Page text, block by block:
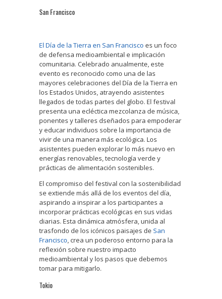
San Francisco
El Día de la Tierra en San Francisco es un foco
de defensa medioambiental e implicación
comunitaria. Celebrado anualmente, este
evento es reconocido como una de las
mayores celebraciones del Día de la Tierra en
los Estados Unidos, atrayendo asistentes
llegados de todas partes del globo. El festival
presenta una ecléctica mezcolanza de música,
ponentes y talleres dseñados para empoderar
y educar individuos sobre la importancia de
vivir de una manera más ecológica. Los
asistentes pueden explorar lo más nuevo en
energías renovables, tecnología verde y
prácticas de alimentación sostenibles.
El compromiso del festival con la sostenibilidad
se extiende más allá de los eventos del día,
aspirando a inspirar a los participantes a
incorporar prácticas ecológicas en sus vidas
diarias. Esta dinámica atmósfera, unida al
trasfondo de los icónicos paisajes de San
Francisco, crea un poderoso entorno para la
reflexión sobre nuestro impacto
medioambiental y los pasos que debemos
tomar para mitigarlo.
Tokio